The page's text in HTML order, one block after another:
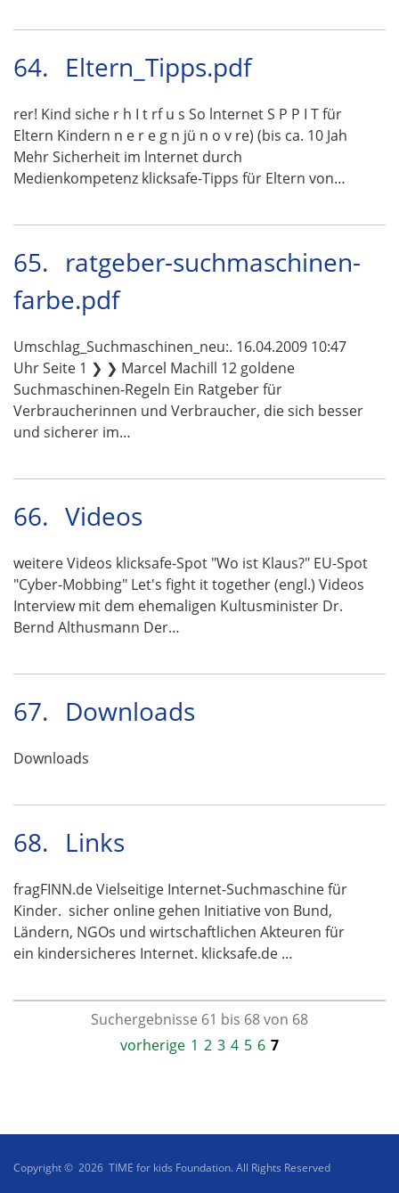
64. Eltern_Tipps.pdf
rer! Kind siche r h I t rf u s So lnternet S P P I T für
Eltern Kindern n e r e g n jü n o v re) (bis ca. 10 Jah
Mehr Sicherheit im lnternet durch
Medienkompetenz klicksafe-Tipps für Eltern von…
65. ratgeber-suchmaschinen-
farbe.pdf
Umschlag_Suchmaschinen_neu:. 16.04.2009 10:47
Uhr Seite 1 ❯ ❯ Marcel Machill 12 goldene
Suchmaschinen-Regeln Ein Ratgeber für
Verbraucherinnen und Verbraucher, die sich besser
und sicherer im…
66. Videos
weitere Videos klicksafe-Spot "Wo ist Klaus?" EU-Spot
"Cyber-Mobbing" Let's fight it together (engl.) Videos
Interview mit dem ehemaligen Kultusminister Dr.
Bernd Althusmann Der…
67. Downloads
Downloads
68. Links
fragFINN.de Vielseitige Internet-Suchmaschine für
Kinder. sicher online gehen Initiative von Bund,
Ländern, NGOs und wirtschaftlichen Akteuren für
ein kindersicheres Internet. klicksafe.de …
Suchergebnisse 61 bis 68 von 68
vorherige 1 2 3 4 5 6 7
Copyright © 2026 TIME for kids Foundation. All Rights Reserved